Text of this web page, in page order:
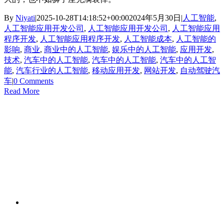
By Niyati|2025-10-28T14:18:52+00:002024年5月30日 | 人工智能,
人工智能应用开发公司 , 人工智能应用开发公司 , 人工智能应用
程序开发, 人工智能应用程序开发, 人工智能成本, 人工智能的
影响, 商业, 商业中的人工智能, 娱乐中的人工智能, 应用开发,
技术, 汽车中的人工智能, 汽车中的人工智能, 汽车中的人工智
能, 汽车行业的人工智能, 移动应用开发, 网站开发, 自动驾驶汽
车|0 Comments
Read More